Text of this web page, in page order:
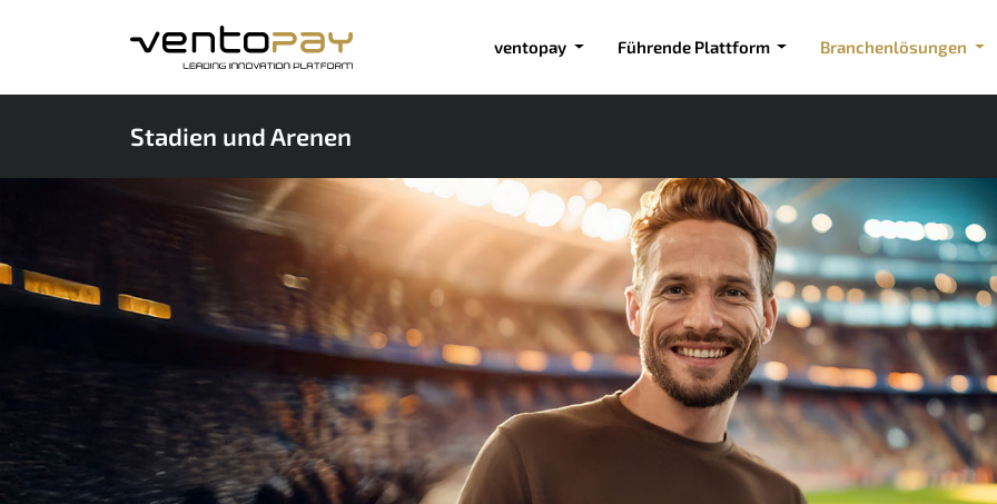
ventopay Führende Plattform Branchenlösungen
Stadien und Arenen